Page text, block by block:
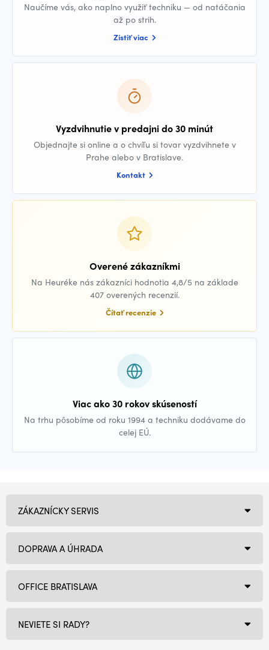
Naučíme vás, ako naplno využiť techniku — od natáčania
až po strih.
Zistiť viac
Vyzdvihnutie v predajni do 30 minút
Objednajte si online a o chvíľu si tovar vyzdvihnete v
Prahe alebo v Bratislave.
Kontakt
Overené zákazníkmi
Na Heuréke nás zákazníci hodnotia 4,8/5 na základe
407 overených recenzií.
Čítať recenzie
Viac ako 30 rokov skúseností
Na trhu pôsobíme od roku 1994 a techniku dodávame do
celej EÚ.
OFFICE BRATISLAVA
NEVIETE SI RADY?
ZÁKAZNÍCKY SERVIS
DOPRAVA A ÚHRADA